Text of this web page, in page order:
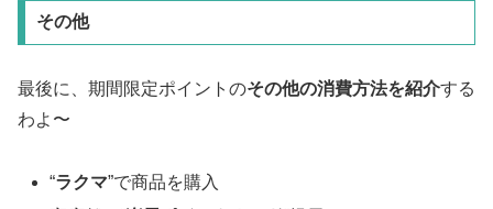
その他
最後に、期間限定ポイントのその他の消費方法を紹介する
わよ〜
“ラクマ”で商品を購入